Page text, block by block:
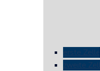
erste Zelle
zweite